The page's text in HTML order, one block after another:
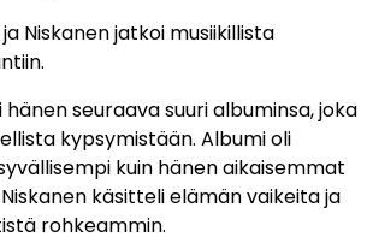
Niskanen jatkoi musiikillista
hänen seuraava suuri albuminsa, joka
kypsymistään. Albumi oli
kuin hänen aikaisemmat
käsitteli elämän vaikeita ja
rohkeammin.